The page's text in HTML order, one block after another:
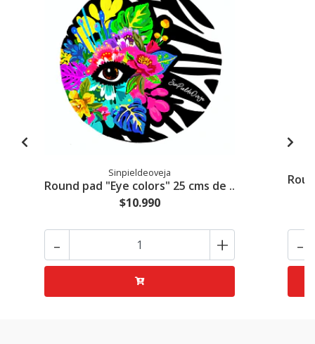
Sinpieldeoveja
Round pad "Eye colors" 25 cms de ..
$10.990
- + -